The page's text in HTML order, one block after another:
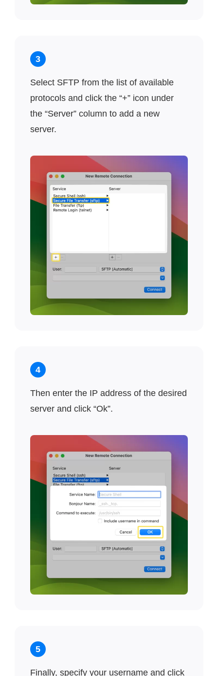
3
Select SFTP from the list of available
protocols and click the “+” icon under
the “Server” column to add a new
server.
4
Then enter the IP address of the desired
server and click “Ok”.
5
Finally, specify your username and click